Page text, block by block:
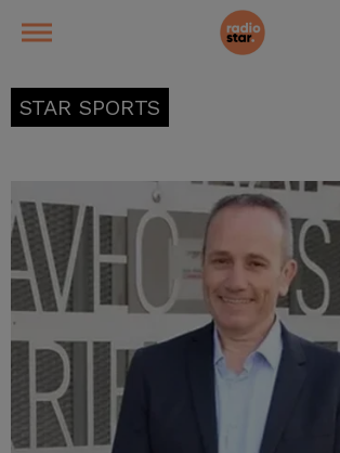
STAR SPORTS